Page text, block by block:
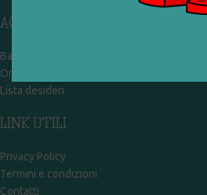
ACCOUNT
Bacheca
Ordini
Lista desideri
LINK UTILI
Privacy Policy
Termini e condizioni
Contatti